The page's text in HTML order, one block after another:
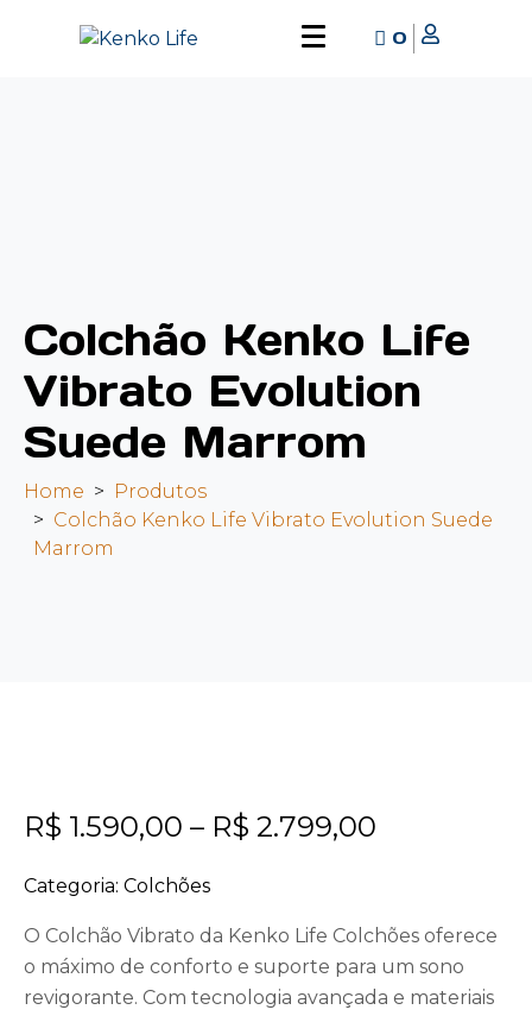
0
Colchão Kenko Life
Vibrato Evolution
Suede Marrom
Home
Produtos
Colchão Kenko Life Vibrato Evolution Suede
Marrom
R$ 1.590,00 – R$ 2.799,00
Categoria: Colchões
O Colchão Vibrato da Kenko Life Colchões oferece
o máximo de conforto e suporte para um sono
revigorante. Com tecnologia avançada e materiais